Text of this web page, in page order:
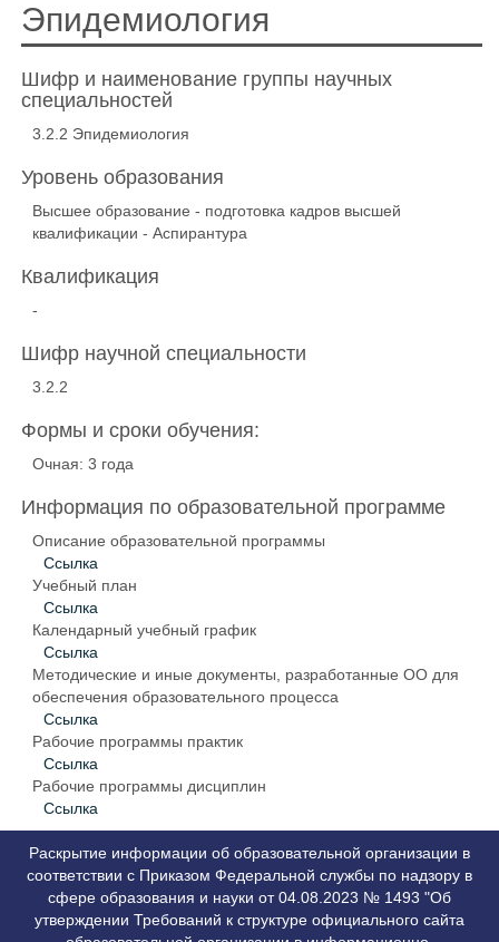
Эпидемиология
Шифр и наименование группы научных
специальностей
3.2.2 Эпидемиология
Уровень образования
Высшее образование - подготовка кадров высшей
квалификации - Аспирантура
Квалификация
-
Шифр научной специальности
3.2.2
Формы и сроки обучения:
Очная: 3 года
Информация по образовательной программе
Описание образовательной программы
Ссылка
Учебный план
Ссылка
Календарный учебный график
Ссылка
Методические и иные документы, разработанные ОО для
обеспечения образовательного процесса
Ссылка
Рабочие программы практик
Ссылка
Рабочие программы дисциплин
Ссылка
Раскрытие информации об образовательной организации в
соответствии с Приказом Федеральной службы по надзору в
сфере образования и науки от 04.08.2023 № 1493 "Об
утверждении Требований к структуре официального сайта